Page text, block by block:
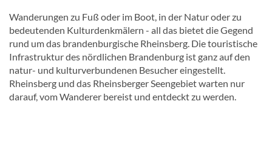
Wanderungen zu Fuß oder im Boot, in der Natur oder zu
bedeutenden Kulturdenkmälern - all das bietet die Gegend
rund um das brandenburgische Rheinsberg. Die touristische
Infrastruktur des nördlichen Brandenburg ist ganz auf den
natur- und kulturverbundenen Besucher eingestellt.
Rheinsberg und das Rheinsberger Seengebiet warten nur
darauf, vom Wanderer bereist und entdeckt zu werden.